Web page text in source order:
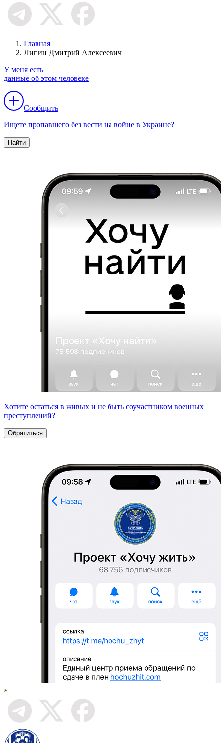
Главная
Липин Дмитрий Алексеевич
У меня есть
данные об этом человеке
Сообщить
Ищете пропавшего без вести на войне в Украине?
Найти
Хотите остаться в живых и не быть соучастником военных
преступлений?
Обратиться